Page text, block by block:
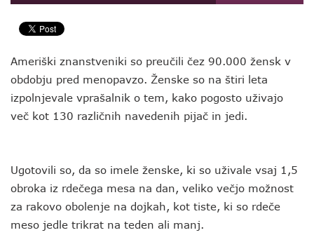
Ameriški znanstveniki so preučili čez 90.000 žensk v
obdobju pred menopavzo. Ženske so na štiri leta
izpolnjevale vprašalnik o tem, kako pogosto uživajo
več kot 130 različnih navedenih pijač in jedi.
Ugotovili so, da so imele ženske, ki so uživale vsaj 1,5
obroka iz rdečega mesa na dan, veliko večjo možnost
za rakovo obolenje na dojkah, kot tiste, ki so rdeče
meso jedle trikrat na teden ali manj.